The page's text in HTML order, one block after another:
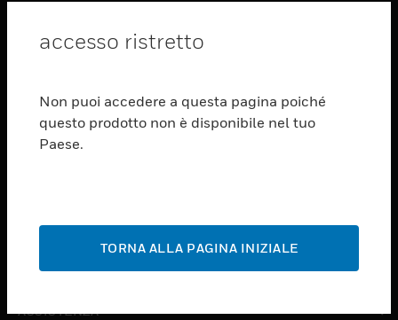
PRODUCTS
toggle view
ASSISTENZA
accesso ristretto
Non puoi accedere a questa pagina poiché
questo prodotto non è disponibile nel tuo
Paese.
TORNA ALLA PAGINA INIZIALE